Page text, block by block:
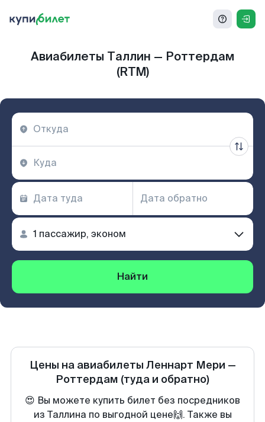
Авиабилеты Таллин — Роттердам
(RTM)
Найти
Цены на авиабилеты Леннарт Мери —
Роттердам (туда и обратно)
😍 Вы можете купить билет без посредников
из Таллина по выгодной цене🙌. Также вы